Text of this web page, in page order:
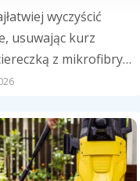
wyczyścić
usuwając kurz
z mikrofibry
z delikatną
skuteczne...